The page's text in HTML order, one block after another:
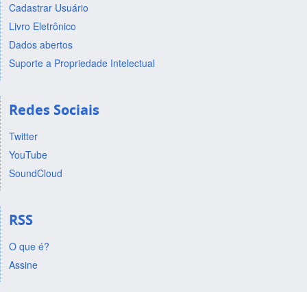
Cadastrar Usuário
Livro Eletrônico
Dados abertos
Suporte a Propriedade Intelectual
Redes Sociais
Twitter
YouTube
SoundCloud
RSS
O que é?
Assine